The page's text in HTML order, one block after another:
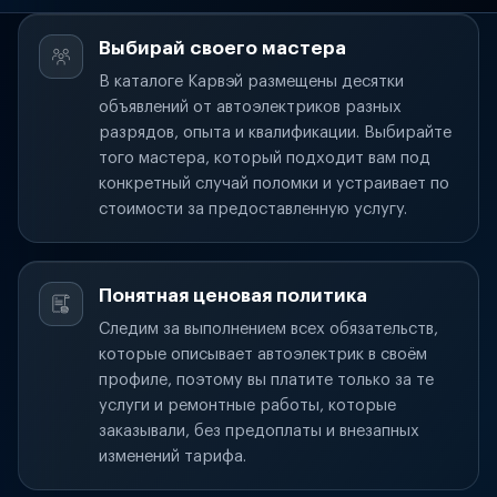
Выбирай своего мастера
В каталоге Карвэй размещены десятки
объявлений от автоэлектриков разных
разрядов, опыта и квалификации. Выбирайте
того мастера, который подходит вам под
конкретный случай поломки и устраивает по
стоимости за предоставленную услугу.
Понятная ценовая политика
Следим за выполнением всех обязательств,
которые описывает автоэлектрик в своём
профиле, поэтому вы платите только за те
услуги и ремонтные работы, которые
заказывали, без предоплаты и внезапных
изменений тарифа.